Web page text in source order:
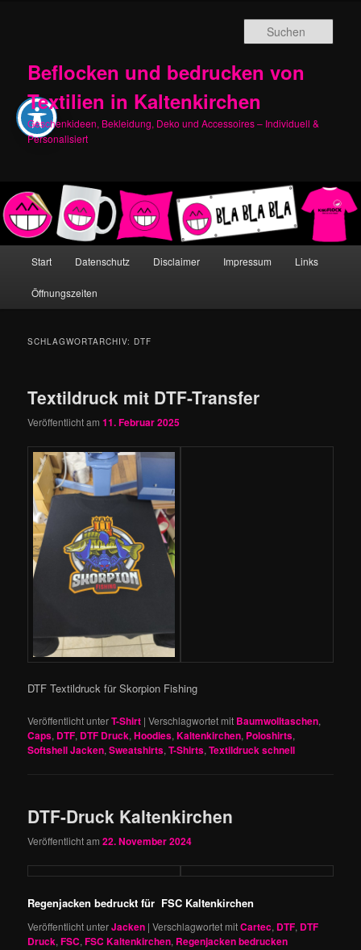
Beflocken und bedrucken von
Textilien in Kaltenkirchen
Geschenkideen, Bekleidung, Deko und Accessoires – Individuell &
Personalisiert
Start Datenschutz Disclaimer Impressum Links
Öffnungszeiten
SCHLAGWORTARCHIV: DTF
Textildruck mit DTF-Transfer
Veröffentlicht am11. Februar 2025
DTF Textildruck für Skorpion Fishing
Veröffentlicht unterT-Shirt |Verschlagwortet mit Baumwolltaschen,
Caps, DTF, DTF Druck,Hoodies,Kaltenkirchen, Poloshirts,
Softshell Jacken,Sweatshirts,T-Shirts,Textildruck schnell
DTF-Druck Kaltenkirchen
Veröffentlicht am22. November 2024
Regenjacken bedruckt für FSC Kaltenkirchen
Veröffentlicht unterJacken |Verschlagwortet mitCartec, DTF, DTF
Druck,FSC,FSC Kaltenkirchen, Regenjacken bedrucken